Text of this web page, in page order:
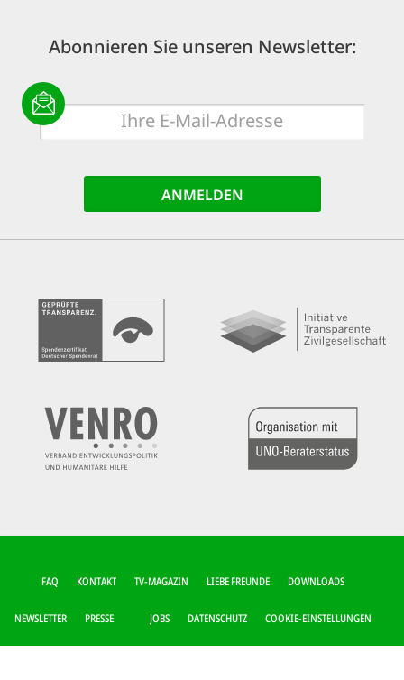
Abonnieren Sie unseren Newsletter:
E-
Mail
FUSSZEILEN-M
FAQ KONTAKT TV-MAGAZIN LIEBE FREUNDE DOWNLOADS
NEWSLETTER PRESSE JOBS DATENSCHUTZ COOKIE-EINSTELLUNGEN